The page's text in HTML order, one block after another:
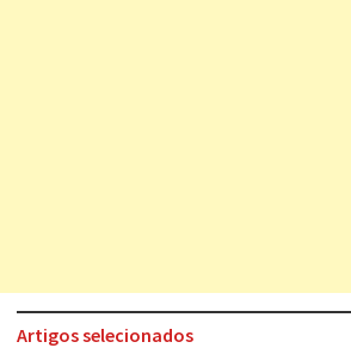
Artigos selecionados